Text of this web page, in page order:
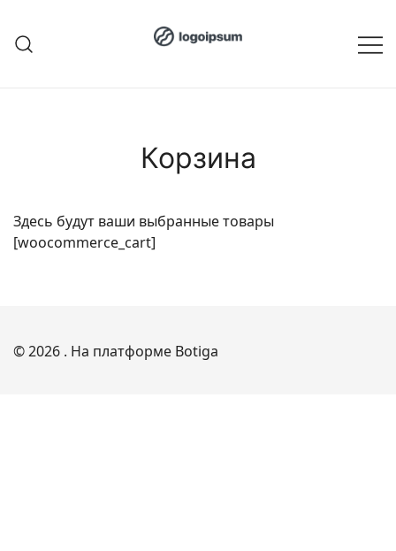
содержимому
Корзина
Здесь будут ваши выбранные товары
[woocommerce_cart]
© 2026 . На платформе Botiga